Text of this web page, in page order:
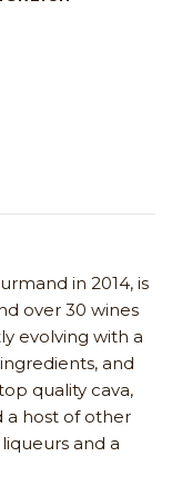
in 2014, is
over 30 wines
evolving with a
and
quality cava,
a host of other
and a